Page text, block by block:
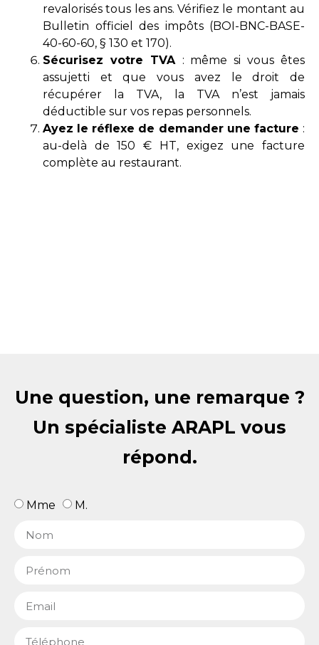
revalorisés tous les ans. Vérifiez le montant au
Bulletin officiel des impôts (BOI-BNC-BASE-
40-60-60, § 130 et 170).
Sécurisez votre TVA : même si vous êtes
assujetti et que vous avez le droit de
récupérer la TVA, la TVA n’est jamais
déductible sur vos repas personnels.
Ayez le réflexe de demander une facture :
au-delà de 150 € HT, exigez une facture
complète au restaurant.
Une question, une remarque ?
Un spécialiste ARAPL vous
répond.
Mme M.